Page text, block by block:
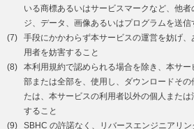
いる商標あるいはサービスマークなど、他
ジ、データ、画像あるいはプログラムを送信
(7)
手段にかかわらず本サービスの運営を妨げ
用者を妨害すること
(8)
本利用規約で認められる場合を除き、本サ
部または全部を、使用し、ダウンロードそ
たは、本サービスの利用者以外の個人また
すること
(9)
SBHC の許諾なく、リバースエンジニアリ